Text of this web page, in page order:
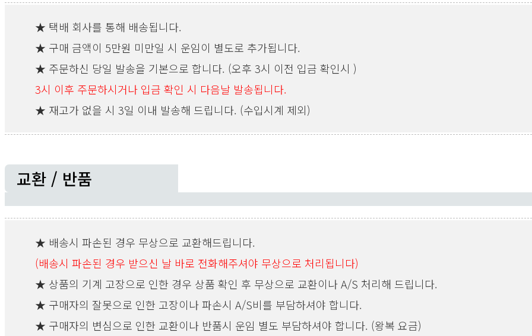
★ 택배 회사를 통해 배송됩니다.
★ 구매 금액이 5만원 미만일 시 운임이 별도로 추가됩니다.
★ 주문하신 당일 발송을 기본으로 합니다. (오후 3시 이전 입금 확인시 )
3시 이후 주문하시거나 입금 확인 시 다음날 발송됩니다.
★ 재고가 없을 시 3일 이내 발송해 드립니다. (수입시계 제외)
교환 / 반품
★ 배송시 파손된 경우 무상으로 교환해드립니다.
(배송시 파손된 경우 받으신 날 바로 전화해주셔야 무상으로 처리됩니다)
★ 상품의 기계 고장으로 인한 경우 상품 확인 후 무상으로 교환이나 A/S 처리해 드립니다.
★ 구매자의 잘못으로 인한 고장이나 파손시 A/S비를 부담하셔야 합니다.
★ 구매자의 변심으로 인한 교환이나 반품시 운임 별도 부담하셔야 합니다. (왕복 요금)